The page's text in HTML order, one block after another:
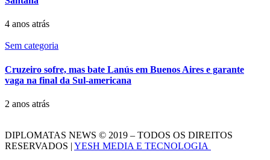
4 anos atrás
Sem categoria
Cruzeiro sofre, mas bate Lanús em Buenos Aires e garante
vaga na final da Sul-americana
2 anos atrás
DIPLOMATAS NEWS © 2019 – TODOS OS DIREITOS
RESERVADOS | YESH MEDIA E TECNOLOGIA